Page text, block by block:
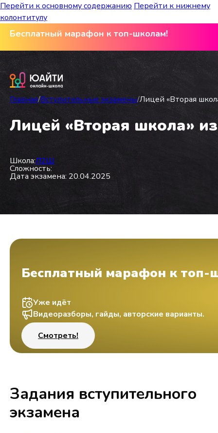
Перейти к основному содержанию Перейти к нижнему
колонтитулу
Бесплатный марафон к топ-школам!
Главная/Вступительные экзамены/Лицей «Вторая
Лицей «Вторая школа»
Школа:Л2Ш
Сложность:
Дата экзамена: 20.04.2025
Бесплатный марафон к топ-
Уже идёт
Видеоразборы, гайды, авторские варианты.
Смотреть!
Задания вступительного
экзамена